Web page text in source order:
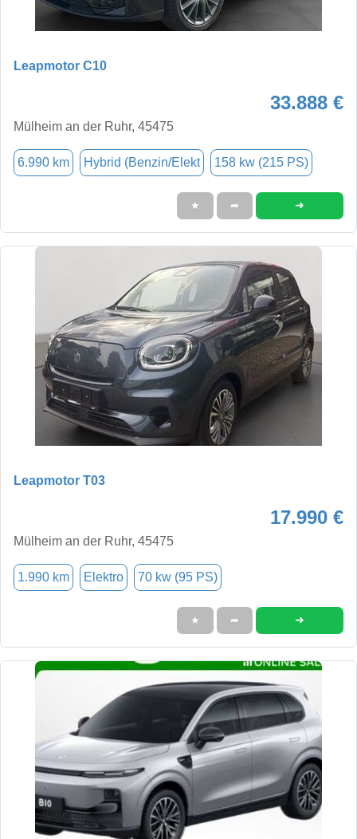
Leapmotor C10
33.888 €
Mülheim an der Ruhr, 45475
6.990 km Hybrid (Benzin/Elekt 158 kw (215 PS)
★ ➦ ➜
Leapmotor T03
17.990 €
Mülheim an der Ruhr, 45475
1.990 km Elektro 70 kw (95 PS)
★ ➦ ➜